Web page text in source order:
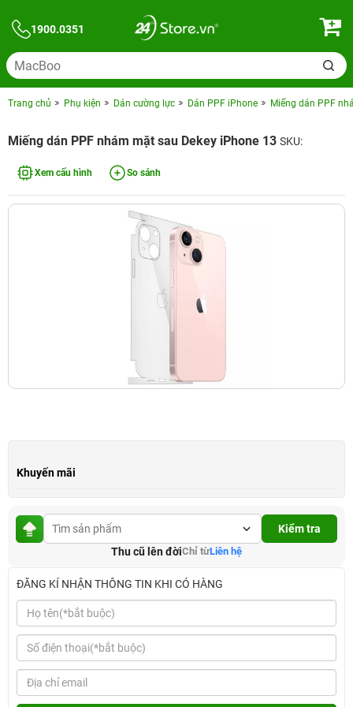
1900.0351
Trang chủ Phụ kiện Dán cường lực Dán PPF iPhone Miếng dán PPF
Miếng dán PPF nhám mặt sau Dekey iPhone 13 SKU:
Xem cấu hình So sánh
Khuyến mãi
Kiểm tra
Thu cũ lên đờiChỉ từLiên hệ
ĐĂNG KÍ NHẬN THÔNG TIN KHI CÓ HÀNG